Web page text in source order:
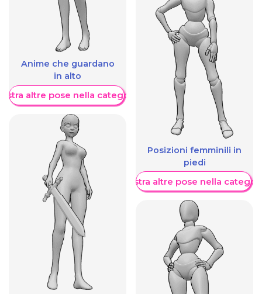
Anime che guardano
in alto
altre pose nella categoria
Posizioni femminili in
piedi
Mostra altre pose nella